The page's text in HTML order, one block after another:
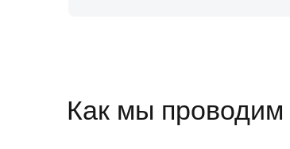
Как мы проводим